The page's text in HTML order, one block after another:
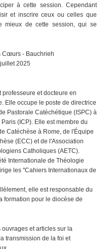
à cette session. Cependant
et inscrire ceux ou celles que
mieux de cette session, qui se
Cœurs - Bauchrieh
2025
professeure et docteure en
Elle occupe le poste de directrice
Pastorale Catéchétique (ISPC) à
(ICP). Elle est membre du
Catéchèse à Rome, de l'Équipe
(ECC) et de l'Association
Catholiques (AETC).
Internationale de Théologie
les "Cahiers Internationaux de
elle est responsable du
formation pour le diocèse de
et articles sur la
transmission de la foi et